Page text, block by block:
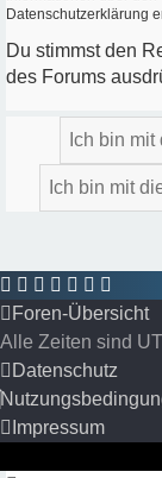
Datenschutzerklärung
Du stimmst den
des Forums
Foren-Übersicht
Alle Zeiten sind
Datenschutz
Impressum